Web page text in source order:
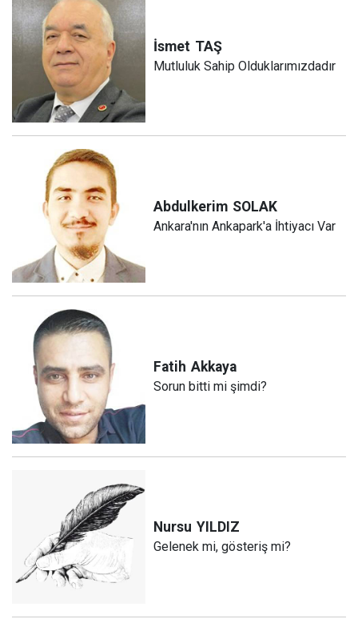
İsmet TAŞ
Mutluluk Sahip Olduklarımızdadır
Abdulkerim SOLAK
Ankara'nın Ankapark'a İhtiyacı Var
Fatih Akkaya
Sorun bitti mi şimdi?
Nursu YILDIZ
Gelenek mi, gösteriş mi?